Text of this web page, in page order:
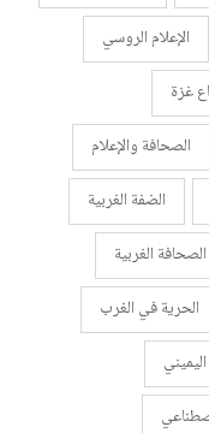
الإعلام الروسي
غزة
الصحافة والإعلام
الضفة الغربية
الصحافة الغربية
الحرية في الغرب
اليميني